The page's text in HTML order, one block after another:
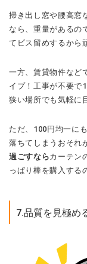
掃き出し窓や腰高窓
なら、重量があるの
てビス留めするから
一方、賃貸物件など
イプ！工事が不要で
狭い場所でも気軽に
ただ、100円均一に
落ちてしまうおそれ
過ごすならカーテン
っぱり棒を購入する
7.品質を見極め